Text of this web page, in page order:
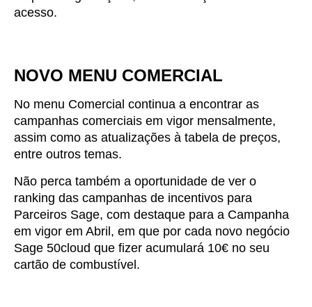
acesso.
NOVO MENU COMERCIAL
No menu Comercial continua a encontrar as
campanhas comerciais em vigor mensalmente,
assim como as atualizações à tabela de preços,
entre outros temas.
Não perca também a oportunidade de ver o
ranking das campanhas de incentivos para
Parceiros Sage, com destaque para a Campanha
em vigor em Abril, em que por cada novo negócio
Sage 50cloud que fizer acumulará 10€ no seu
cartão de combustível.